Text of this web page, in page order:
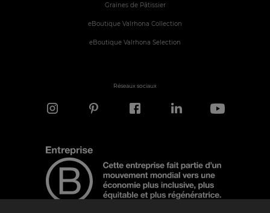
Graines de Pâtissier
eBoutique Valrhona Collection
eBoutique Valrhona Selection
Réseaux sociaux